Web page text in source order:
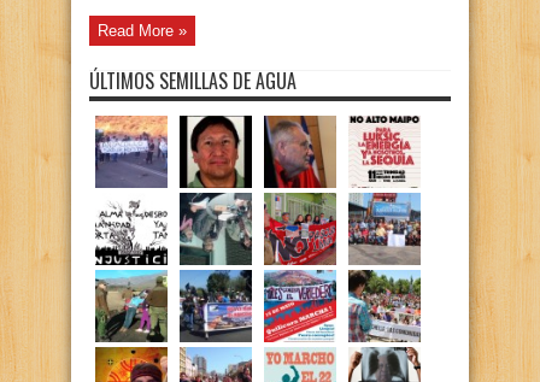
Read More »
ÚLTIMOS SEMILLAS DE AGUA